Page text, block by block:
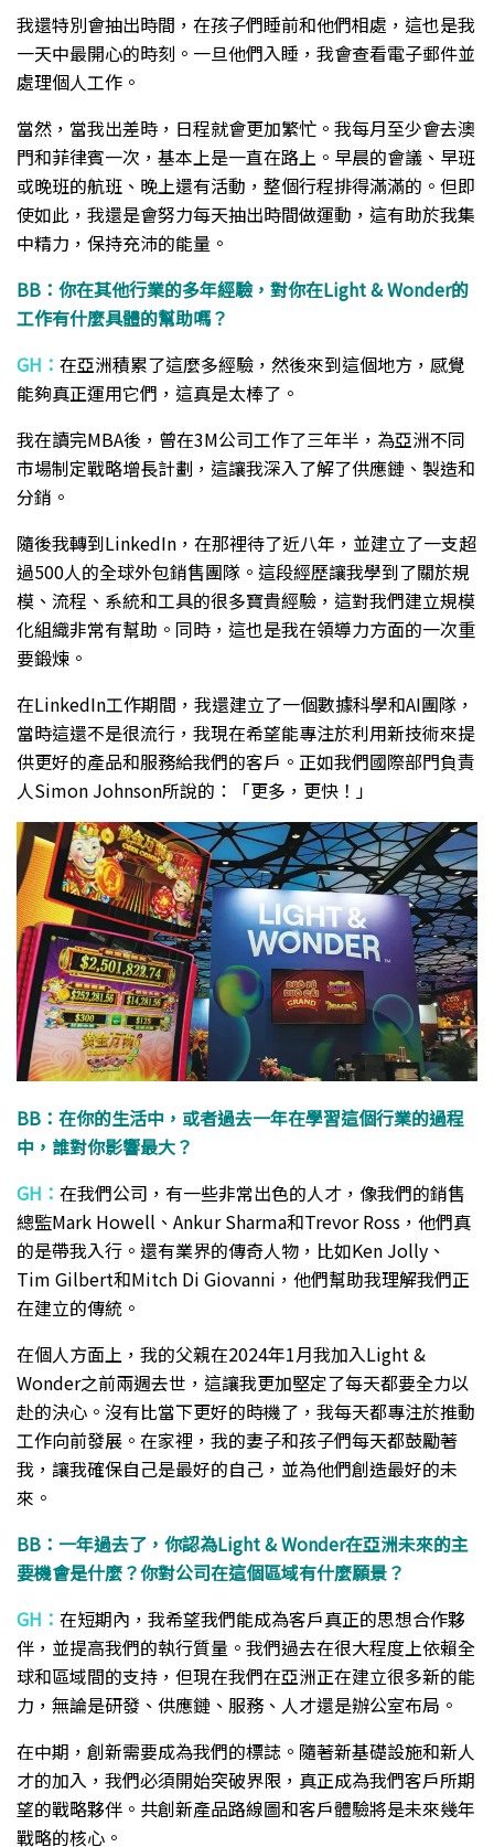
我還特別會抽出時間，在孩子們睡前和他們相處，這也是我
一天中最開心的時刻。一旦他們入睡，我會查看電子郵件並
處理個人工作。
當然，當我出差時，日程就會更加繁忙。我每月至少會去澳
門和菲律賓一次，基本上是一直在路上。早晨的會議、早班
或晚班的航班、晚上還有活動，整個行程排得滿滿的。但即
使如此，我還是會努力每天抽出時間做運動，這有助於我集
中精力，保持充沛的能量。
BB：你在其他行業的多年經驗，對你在Light & Wonder的
工作有什麼具體的幫助嗎？
GH： 在亞洲積累了這麼多經驗，然後來到這個地方，感覺
能夠真正運用它們，這真是太棒了。
我在讀完MBA後，曾在3M公司工作了三年半，為亞洲不同
市場制定戰略增長計劃，這讓我深入了解了供應鏈、製造和
分銷。
隨後我轉到LinkedIn，在那裡待了近八年，並建立了一支超
過500人的全球外包銷售團隊。這段經歷讓我學到了關於規
模、流程、系統和工具的很多寶貴經驗，這對我們建立規模
化組織非常有幫助。同時，這也是我在領導力方面的一次重
要鍛煉。
在LinkedIn工作期間，我還建立了一個數據科學和AI團隊，
當時這還不是很流行，我現在希望能專注於利用新技術來提
供更好的產品和服務給我們的客戶。正如我們國際部門負責
人Simon Johnson所說的：「更多，更快！」
BB：在你的生活中，或者過去一年在學習這個行業的過程
中，誰對你影響最大？
GH： 在我們公司，有一些非常出色的人才，像我們的銷售
總監Mark Howell、Ankur Sharma和Trevor Ross，他們真
的是帶我入行。還有業界的傳奇人物，比如Ken Jolly、
Tim Gilbert和Mitch Di Giovanni，他們幫助我理解我們正
在建立的傳統。
在個人方面上，我的父親在2024年1月我加入Light &
Wonder之前兩週去世，這讓我更加堅定了每天都要全力以
赴的決心。沒有比當下更好的時機了，我每天都專注於推動
工作向前發展。在家裡，我的妻子和孩子們每天都鼓勵著
我，讓我確保自己是最好的自己，並為他們創造最好的未
來。
BB：一年過去了，你認為Light & Wonder在亞洲未來的主
要機會是什麼？你對公司在這個區域有什麼願景？
GH： 在短期內，我希望我們能成為客戶真正的思想合作夥
伴，並提高我們的執行質量。我們過去在很大程度上依賴全
球和區域間的支持，但現在我們在亞洲正在建立很多新的能
力，無論是研發、供應鏈、服務、人才還是辦公室布局。
在中期，創新需要成為我們的標誌。隨著新基礎設施和新人
才的加入，我們必須開始突破界限，真正成為我們客戶所期
望的戰略夥伴。共創新產品路線圖和客戶體驗將是未來幾年
戰略的核心。